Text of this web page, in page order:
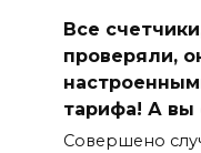
Все
проверяли,
тарифа! А вы
Совершено